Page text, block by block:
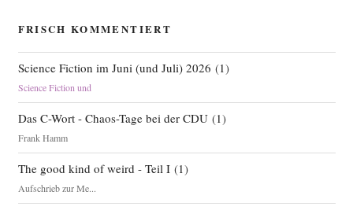
FRISCH KOMMENTIERT
Science Fiction im Juni (und Juli) 2026 (1)
Science Fiction und
Das C-Wort - Chaos-Tage bei der CDU(1)
Frank Hamm
The good kind of weird - Teil I(1)
Aufschrieb zur Me...